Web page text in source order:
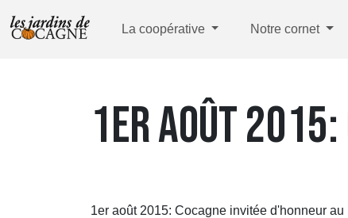
La coopérative Notre cornet
1ER AOÛT 2015:
1er août 2015: Cocagne invitée d'honneur